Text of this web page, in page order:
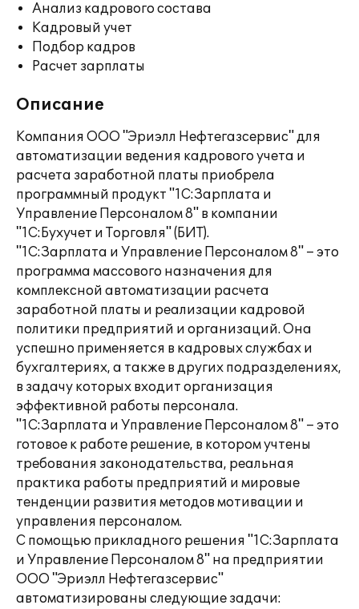
Анализ кадрового состава
Кадровый учет
Подбор кадров
Расчет зарплаты
Описание
Компания ООО "Эриэлл Нефтегазсервис" для
автоматизации ведения кадрового учета и
расчета заработной платы приобрела
программный продукт "1С:Зарплата и
Управление Персоналом 8" в компании
"1С:Бухучет и Торговля" (БИТ).
"1С:Зарплата и Управление Персоналом 8" – это
программа массового назначения для
комплексной автоматизации расчета
заработной платы и реализации кадровой
политики предприятий и организаций. Она
успешно применяется в кадровых службах и
бухгалтериях, а также в других подразделениях,
в задачу которых входит организация
эффективной работы персонала.
"1С:Зарплата и Управление Персоналом 8" – это
готовое к работе решение, в котором учтены
требования законодательства, реальная
практика работы предприятий и мировые
тенденции развития методов мотивации и
управления персоналом.
С помощью прикладного решения "1С:Зарплата
и Управление Персоналом 8" на предприятии
ООО "Эриэлл Нефтегазсервис"
автоматизированы следующие задачи: